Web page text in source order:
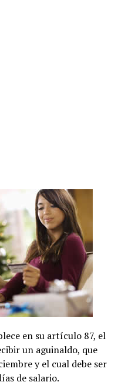
en su artículo 87, el
un aguinaldo, que
y el cual debe ser
de salario.